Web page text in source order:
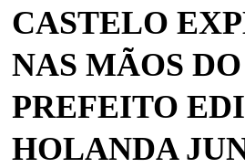
CASTELO
NAS MÃOS DO
PREFEITO
HOLANDA